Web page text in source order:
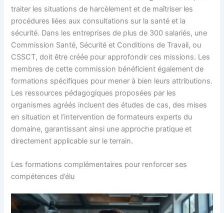
traiter les situations de harcèlement et de maîtriser les
procédures liées aux consultations sur la santé et la
sécurité. Dans les entreprises de plus de 300 salariés, une
Commission Santé, Sécurité et Conditions de Travail, ou
CSSCT, doit être créée pour approfondir ces missions. Les
membres de cette commission bénéficient également de
formations spécifiques pour mener à bien leurs attributions.
Les ressources pédagogiques proposées par les
organismes agréés incluent des études de cas, des mises
en situation et l’intervention de formateurs experts du
domaine, garantissant ainsi une approche pratique et
directement applicable sur le terrain.
Les formations complémentaires pour renforcer ses
compétences d’élu